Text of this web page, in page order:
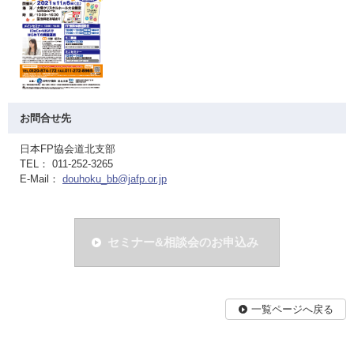
お問合せ先
日本FP協会道北支部
TEL： 011-252-3265
E-Mail： douhoku_bb@jafp.or.jp
セミナー&相談会のお申込み
一覧ページへ戻る